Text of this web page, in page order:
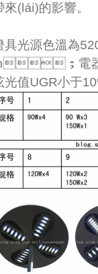
來(lái)的影響。
具光源色溫為
；電器的
光值UGR小于